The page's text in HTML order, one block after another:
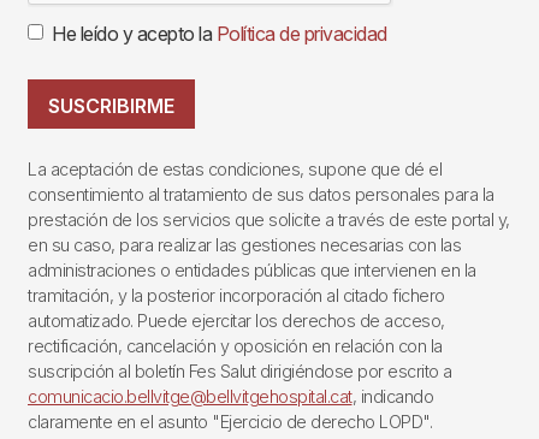
He leído y acepto la Política de privacidad
SUSCRIBIRME
La aceptación de estas condiciones, supone que dé el
consentimiento al tratamiento de sus datos personales para la
prestación de los servicios que solicite a través de este portal y,
en su caso, para realizar las gestiones necesarias con las
administraciones o entidades públicas que intervienen en la
tramitación, y la posterior incorporación al citado fichero
automatizado. Puede ejercitar los derechos de acceso,
rectificación, cancelación y oposición en relación con la
suscripción al boletín Fes Salut dirigiéndose por escrito a
comunicacio.bellvitge@bellvitgehospital.cat, indicando
claramente en el asunto "Ejercicio de derecho LOPD".